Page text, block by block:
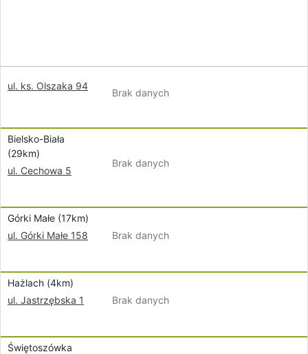
ul. ks. Olszaka 94
Brak danych
Bielsko-Biała
(29km)
ul. Cechowa 5
Brak danych
Górki Małe (17km)
ul. Górki Małe 158
Brak danych
Hażlach (4km)
ul. Jastrzębska 1
Brak danych
Świętoszówka